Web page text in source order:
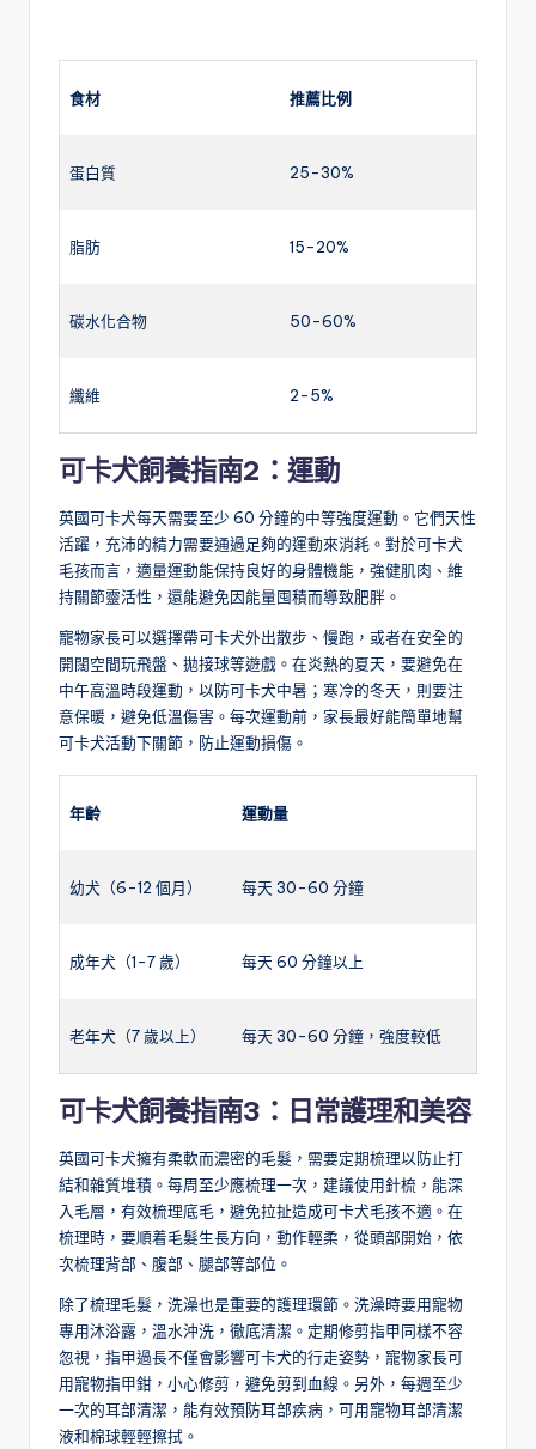
食材 推薦比例
蛋白質 25-30%
脂肪 15-20%
碳水化合物 50-60%
纖維 2-5%
可卡犬飼養指南2： 運動
英國可卡犬每天需要至少 60 分鐘的中等強度運動。它們天性
活躍，充沛的精力需要通過足夠的運動來消耗。對於可卡犬
毛孩而言，適量運動能保持良好的身體機能，強健肌肉、維
持關節靈活性，還能避免因能量囤積而導致肥胖。
寵物家長可以選擇帶可卡犬外出散步、慢跑，或者在安全的
開闊空間玩飛盤、拋接球等遊戲。在炎熱的夏天，要避免在
中午高溫時段運動，以防可卡犬中暑；寒冷的冬天，則要注
意保暖，避免低溫傷害。每次運動前，家長最好能簡單地幫
可卡犬活動下關節，防止運動損傷。
年齡 運動量
幼犬（6-12 個月） 每天 30-60 分鐘
成年犬（1-7 歲） 每天 60 分鐘以上
老年犬（7 歲以上） 每天 30-60 分鐘，強度較低
可卡犬飼養指南3：日常護理和美容
英國可卡犬擁有柔軟而濃密的毛髮，需要定期梳理以防止打
結和雜質堆積。每周至少應梳理一次，建議使用針梳，能深
入毛層，有效梳理底毛，避免拉扯造成可卡犬毛孩不適。在
梳理時，要順着毛髮生長方向，動作輕柔，從頭部開始，依
次梳理背部、腹部、腿部等部位。
除了梳理毛髮，洗澡也是重要的護理環節。洗澡時要用寵物
專用沐浴露，溫水沖洗，徹底清潔。定期修剪指甲同樣不容
忽視，指甲過長不僅會影響可卡犬的行走姿勢，寵物家長可
用寵物指甲鉗，小心修剪，避免剪到血線。另外，每週至少
一次的耳部清潔，能有效預防耳部疾病，可用寵物耳部清潔
液和棉球輕輕擦拭。